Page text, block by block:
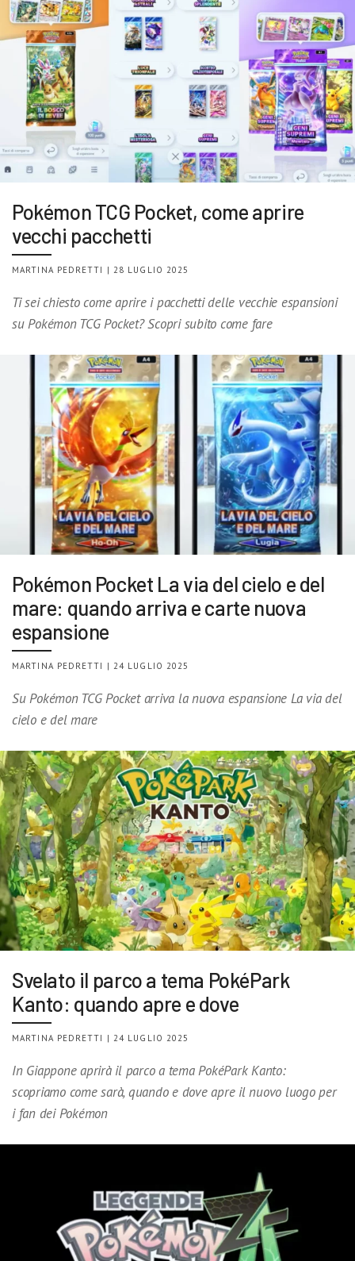
Pokémon TCG Pocket, come aprire
vecchi pacchetti
MARTINA PEDRETTI | 28 LUGLIO 2025
Ti sei chiesto come aprire i pacchetti delle vecchie espansioni
su Pokémon TCG Pocket? Scopri subito come fare
Pokémon Pocket La via del cielo e del
mare: quando arriva e carte nuova
espansione
MARTINA PEDRETTI | 24 LUGLIO 2025
Su Pokémon TCG Pocket arriva la nuova espansione La via del
cielo e del mare
Svelato il parco a tema PokéPark
Kanto: quando apre e dove
MARTINA PEDRETTI | 24 LUGLIO 2025
In Giappone aprirà il parco a tema PokéPark Kanto:
scopriamo come sarà, quando e dove apre il nuovo luogo per
i fan dei Pokémon